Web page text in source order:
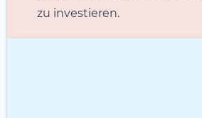
zu investieren.